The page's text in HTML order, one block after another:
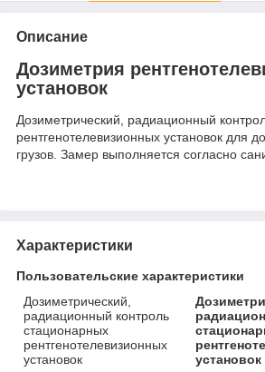
Описание
Дозиметрия
установок
Дозиметрический, радиационный
рентгенотелевизионных установок для
грузов. Замер выполняется согласно
Характеристики
Пользовательские характеристики
Дозиметрический,
радиационный контроль
стационарных
рентгенотелевизионных
установок
установок